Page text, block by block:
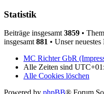
Statistik
Beiträge insgesamt 3859 •
insgesamt 881 • Unser
MC Richter GbR
Alle Zeiten sind
Alle Cookies löschen